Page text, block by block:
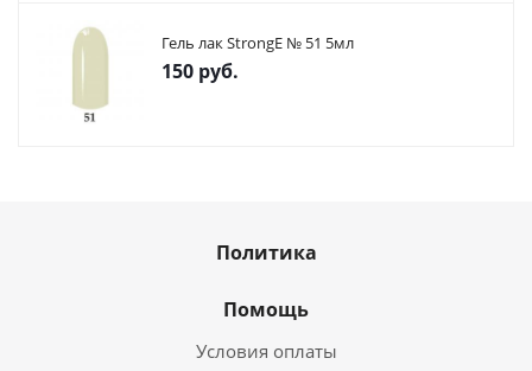
Гель лак StrongE № 51 5мл
150 руб.
Политика
Помощь
Условия оплаты